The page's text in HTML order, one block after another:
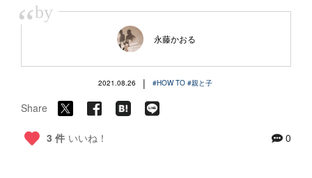
“by
永藤かおる
2021.08.26 | #HOW TO #親と子
Share
3 件 いいね！ 0